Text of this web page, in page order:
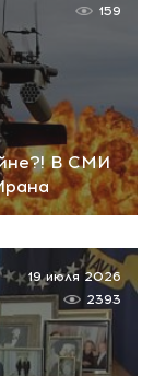
В СМИ
159
19 июля 2026
2393